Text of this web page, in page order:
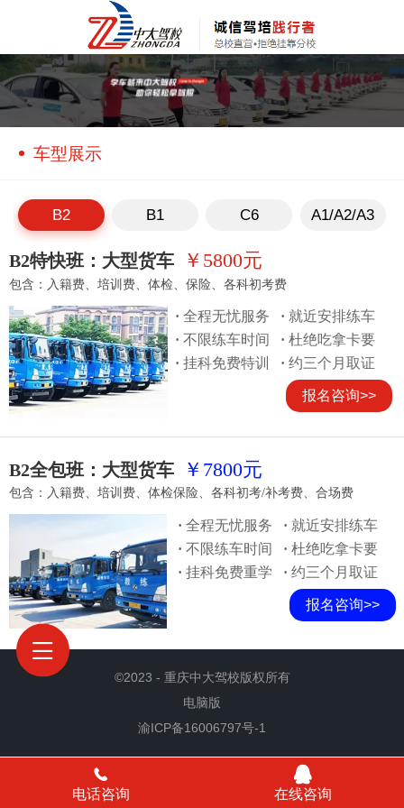
车型展示
B2 B1 C6 A1/A2/A3
B2特快班：大型货车 ￥5800元
包含：入籍费、培训费、体检、保险、各科初考费
· 全程无忧服务 · 就近安排练车
· 不限练车时间 · 杜绝吃拿卡要
· 挂科免费特训 · 约三个月取证
报名咨询>>
包含：入籍费、培训费、体检保险、各科初考/补考费、合场费
B2全包班：大型货车 ￥7800元
报名咨询>>
·全程无忧服务 · 就近安排练车
·不限练车时间 ·杜绝吃拿卡要
·挂科免费重学 ·约三个月取证
©2023 - 重庆中大驾校版权所有
电脑版
渝ICP备16006797号-1
电话咨询 在线咨询